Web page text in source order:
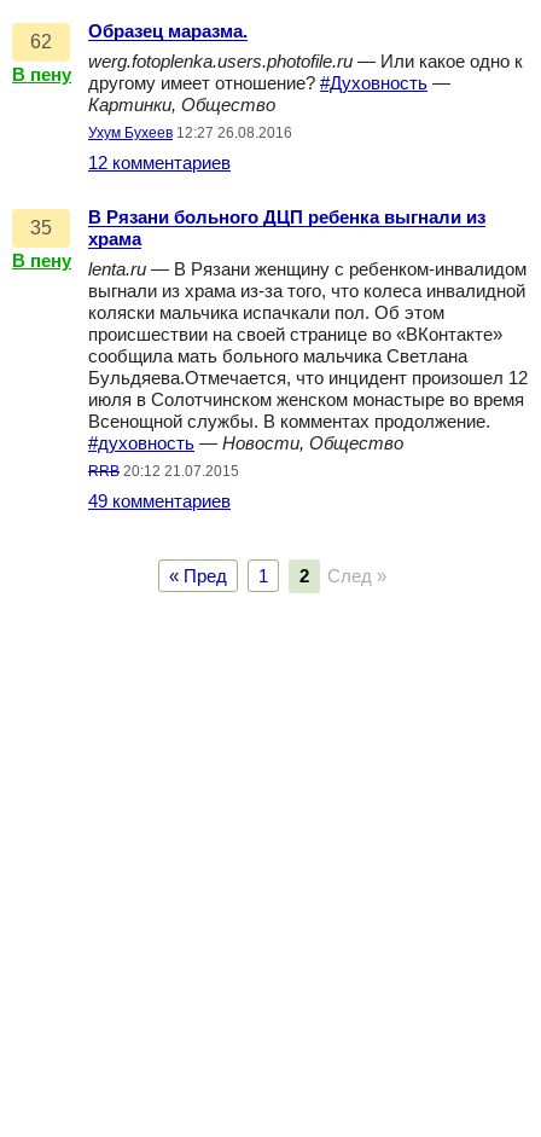
62
В пену
Образец маразма.
werg.fotoplenka.users.photofile.ru — Или какое одно к
другому имеет отношение? #Духовность —
Картинки, Общество
Ухум Бухеев 12:27 26.08.2016
12 комментариев
35
В пену
В Рязани больного ДЦП ребенка выгнали из
храма
lenta.ru — В Рязани женщину с ребенком-инвалидом
выгнали из храма из-за того, что колеса инвалидной
коляски мальчика испачкали пол. Об этом
происшествии на своей странице во «ВКонтакте»
сообщила мать больного мальчика Светлана
Бульдяева.Отмечается, что инцидент произошел 12
июля в Солотчинском женском монастыре во время
Всенощной службы. В комментах продолжение.
#духовность — Новости, Общество
RRB 20:12 21.07.2015
49 комментариев
« Пред 1 2 След »